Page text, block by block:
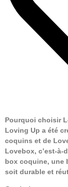
Pourquoi choisir
Loving Up a été
coquins et de
Lovebox, c’est-
box coquine, une
soit durable et